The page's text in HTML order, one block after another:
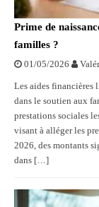
Prime de
familles ?
01/05/2026
Les aides financières
dans le soutien aux
prestations sociales
visant à alléger les
2026, des montants
dans […]